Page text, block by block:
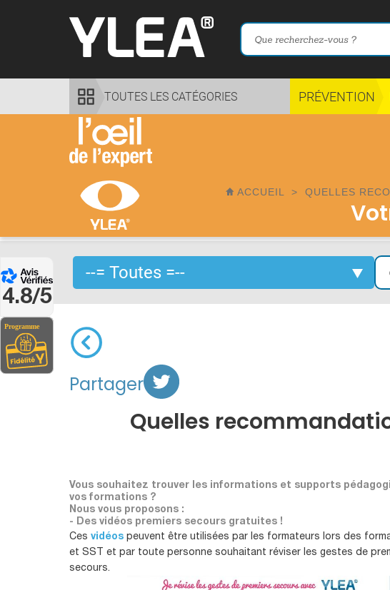
4.8/5
TOUTES LES CATÉGORIES PRÉVENTION
ACCUEIL >QUELLES
Partager
Quelles
Vous souhaitez trouver les informations et supports
vos formations ?
Nous vous proposons :
- Des vidéos premiers secours gratuites !
Ces vidéos peuvent être utilisées par les formateurs lors des
et SST et par toute personne souhaitant réviser les gestes de
secours.